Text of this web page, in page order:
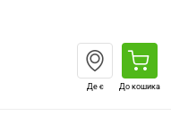
Де є До кошика